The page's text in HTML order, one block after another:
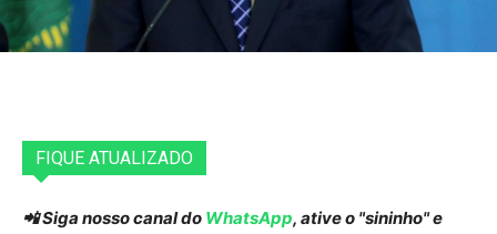
FIQUE ATUALIZADO
📲 Siga nosso canal do WhatsApp, ative o "sininho" e